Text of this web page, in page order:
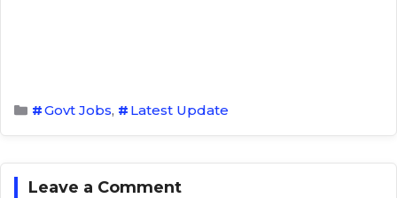
Categories
Govt Jobs, Latest Update
Leave a Comment